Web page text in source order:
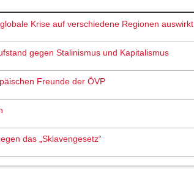
Krise auf verschiedene Regionen auswirkt
gegen Stalinismus und Kapitalismus
Freunde der ÖVP
das „Sklavengesetz“